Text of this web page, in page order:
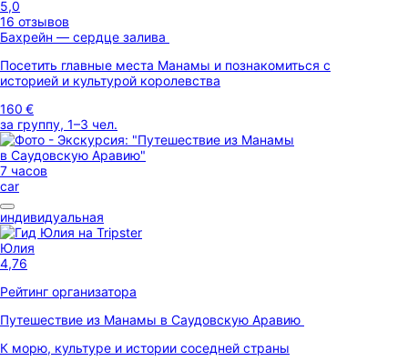
5,0
16 отзывов
Бахрейн — сердце залива
Посетить главные места Манамы и познакомиться с
историей и культурой королевства
160 €
за группу, 1–3 чел.
7 часов
car
индивидуальная
Юлия
4,76
Рейтинг организатора
Путешествие из Манамы в Саудовскую Аравию
К морю, культуре и истории соседней страны